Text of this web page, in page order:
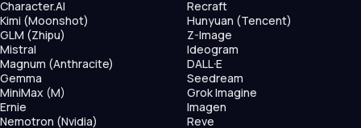
Character.AI
Kimi (Moonshot)
GLM (Zhipu)
Mistral
Magnum (Anthracite)
Gemma
MiniMax (M)
Ernie
Nemotron (Nvidia)
Recraft
Hunyuan (Tencent)
Z-Image
Ideogram
DALL·E
Seedream
Grok Imagine
Imagen
Reve